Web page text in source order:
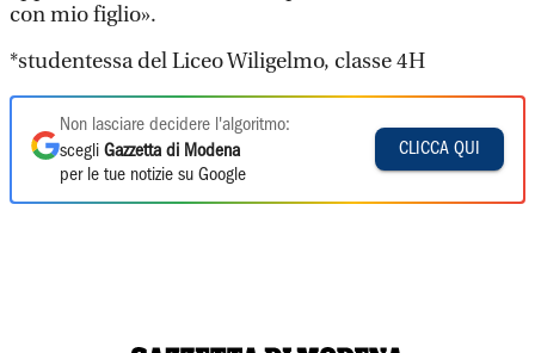
con mio figlio».
*studentessa del Liceo Wiligelmo, classe 4H
Non lasciare decidere l'algoritmo:
scegli Gazzetta di Modena
per le tue notizie su Google
CLICCA QUI